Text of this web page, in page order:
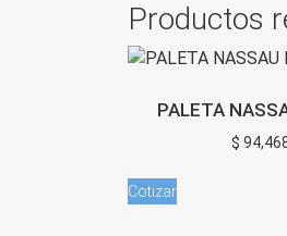
Productos
PALETA
$
Cotizar